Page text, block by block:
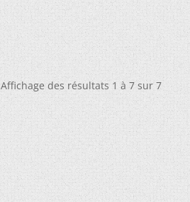
Affichage des résultats 1 à 7 sur 7